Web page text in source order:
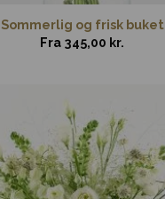
Sommerlig og frisk buket
Fra 345,00 kr.